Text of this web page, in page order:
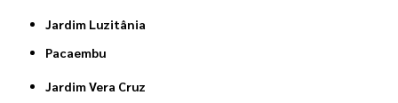
Jardim Luzitânia
Pacaembu
Jardim Vera Cruz